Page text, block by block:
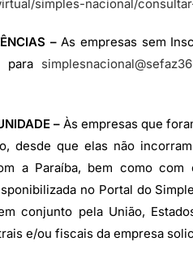
simples-nacional/
–As empresas sem
para
– Às empresas que
desde que elas não
a Paraíba, bem como
no Portal do
conjunto pela União,
e/ou fiscais da empresa